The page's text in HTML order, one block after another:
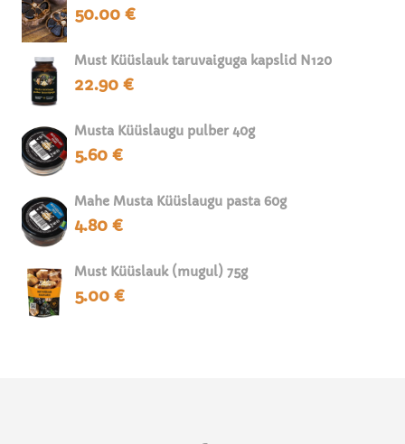
50.00 €
Must Küüslauk taruvaiguga kapslid N120
22.90 €
Musta Küüslaugu pulber 40g
5.60 €
Mahe Musta Küüslaugu pasta 60g
4.80 €
Must Küüslauk (mugul) 75g
5.00 €